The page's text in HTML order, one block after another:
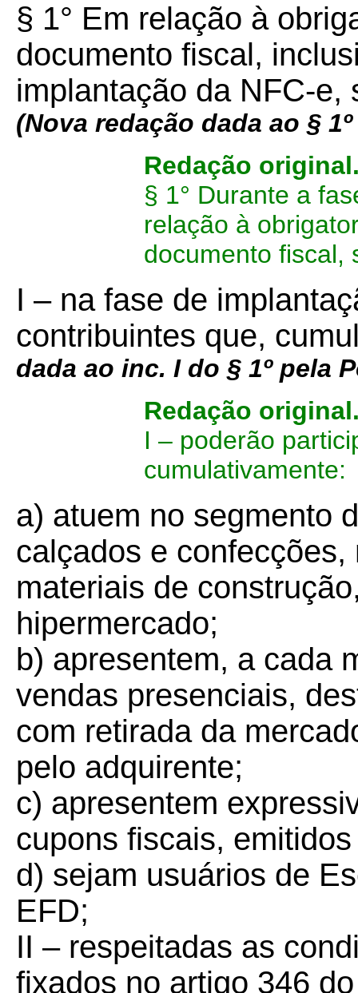
§ 1° Em relação à
documento fiscal,
implantação da NFC-e,
(Nova redação dada ao §
Redação
§ 1° Durante a
relação à
documento fiscal,
I – na fase de
contribuintes que,
dada ao inc. I do § 1º pela
Redação
I – poderão
cumulativamente:
a) atuem no segmento
calçados e
materiais de
hipermercado;
b) apresentem, a cada
vendas presenciais,
com retirada da
pelo adquirente;
c) apresentem
cupons fiscais,
d) sejam usuários de
EFD;
II – respeitadas as
fixados no artigo 346